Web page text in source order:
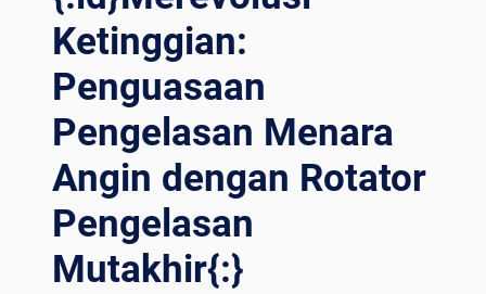
เต
รเช
ื่อมที
่ล้
ำสม
ัย{:}{:
VI}CUỘC CÁ
NG HÀ
Ketinggian:
Penguasaan
Pengelasan Menara
Angin dengan Rotator
Pengelasan
Mutakhir{:}